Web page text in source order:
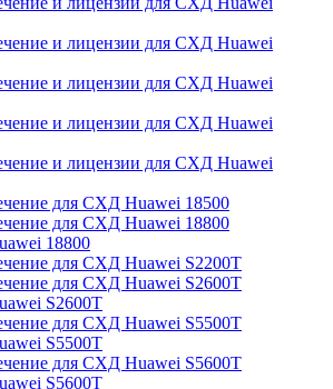
и лицензии для СХД Huawei
и лицензии для СХД Huawei
и лицензии для СХД Huawei
и лицензии для СХД Huawei
для СХД Huawei 18500
для СХД Huawei 18800
18800
для СХД Huawei S2200T
для СХД Huawei S2600T
S2600T
для СХД Huawei S5500T
S5500T
для СХД Huawei S5600T
S5600T